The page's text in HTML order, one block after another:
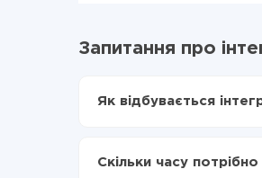
Запитання про
Як відбувається
Включаєте
Скільки часу потрібно